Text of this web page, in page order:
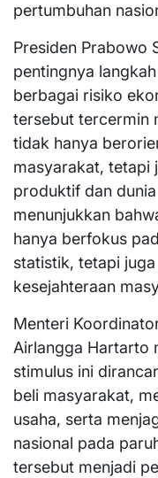
pertumbuhan
Presiden Prabowo
pentingnya
berbagai risiko
tersebut tercermin
tidak hanya
masyarakat, tetapi
produktif dan
menunjukkan
hanya berfokus
statistik, tetapi
kesejahteraan
Menteri
Airlangga Hartarto
stimulus ini
beli masyarakat,
usaha, serta
nasional pada
tersebut menjadi